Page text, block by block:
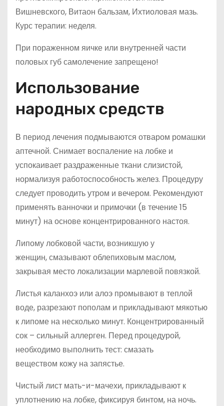
Вишневского, Витаон бальзам, Ихтиоловая мазь.
Курс терапии: неделя.
При пораженном яичке или внутренней части
половых губ самолечение запрещено!
Использование
народных средств
В период лечения подмываются отваром ромашки
аптечной. Снимает воспаление на лобке и
успокаивает раздраженные ткани слизистой,
нормализуя работоспособность желез. Процедуру
следует проводить утром и вечером. Рекомендуют
применять ванночки и примочки (в течение 15
минут) на основе концентрированного настоя.
Липому лобковой части, возникшую у
женщин, смазывают облепиховым маслом,
закрывая место локализации марлевой повязкой.
Листья каланхоэ или алоэ промывают в теплой
воде, разрезают пополам и прикладывают мякотью
к липоме на несколько минут. Концентрированный
сок – сильный аллерген. Перед процедурой,
необходимо выполнить тест: смазать
веществом кожу на запястье.
Чистый лист мать-и-мачехи, прикладывают к
уплотнению на лобке, фиксируя бинтом, на ночь.